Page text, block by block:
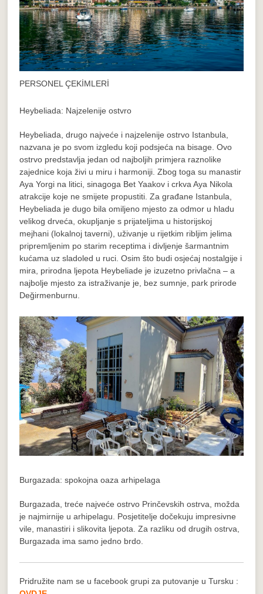
PERSONEL ÇEKİMLERİ
Heybeliada: Najzelenije ostvro
Heybeliada, drugo najveće i najzelenije ostrvo Istanbula,
nazvana je po svom izgledu koji podsjeća na bisage. Ovo
ostrvo predstavlja jedan od najboljih primjera raznolike
zajednice koja živi u miru i harmoniji. Zbog toga su manastir
Aya Yorgi na litici, sinagoga Bet Yaakov i crkva Aya Nikola
atrakcije koje ne smijete propustiti. Za građane Istanbula,
Heybeliada je dugo bila omiljeno mjesto za odmor u hladu
velikog drveća, okupljanje s prijateljima u historijskoj
mejhani (lokalnoj taverni), uživanje u rijetkim ribljim jelima
pripremljenim po starim receptima i divljenje šarmantnim
kućama uz sladoled u ruci. Osim što budi osjećaj nostalgije i
mira, prirodna ljepota Heybeliade je izuzetno privlačna – a
najbolje mjesto za istraživanje je, bez sumnje, park prirode
Değirmenburnu.
Burgazada: spokojna oaza arhipelaga
Burgazada, treće najveće ostrvo Prinčevskih ostrva, možda
je najmirnije u arhipelagu. Posjetitelje dočekuju impresivne
vile, manastiri i slikovita ljepota. Za razliku od drugih ostrva,
Burgazada ima samo jedno brdo.
Pridružite nam se u facebook grupi za putovanje u Tursku :